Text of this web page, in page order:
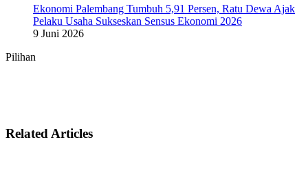
Ekonomi Palembang Tumbuh 5,91 Persen, Ratu Dewa Ajak
Pelaku Usaha Sukseskan Sensus Ekonomi 2026
9 Juni 2026
Pilihan
Related Articles